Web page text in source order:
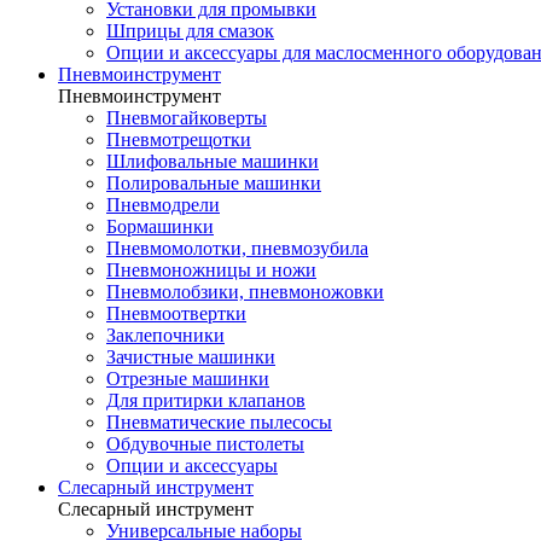
Установки для промывки
Шприцы для смазок
Опции и аксессуары для маслосменного
Пневмоинструмент
Пневмоинструмент
Пневмогайковерты
Пневмотрещотки
Шлифовальные машинки
Полировальные машинки
Пневмодрели
Бормашинки
Пневмомолотки, пневмозубила
Пневмоножницы и ножи
Пневмолобзики, пневмоножовки
Пневмоотвертки
Заклепочники
Зачистные машинки
Отрезные машинки
Для притирки клапанов
Пневматические пылесосы
Обдувочные пистолеты
Опции и аксессуары
Слесарный инструмент
Слесарный инструмент
Универсальные наборы